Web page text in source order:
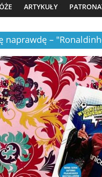
ARTYKUŁY
naprawdę –